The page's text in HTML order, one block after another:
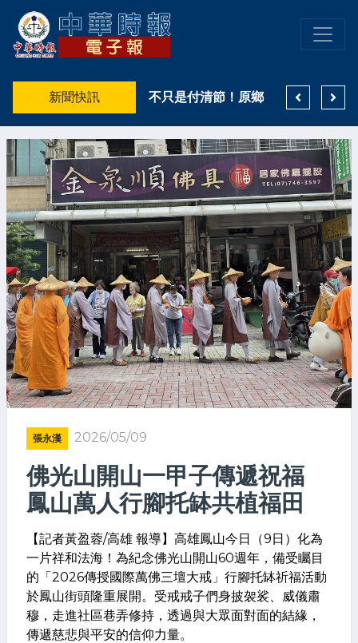
新聞快訊 不只是付清節！原鄉天籟致敬「警界鐵漢」！高市警少年隊融了波麗士爸爸的心
張永漢 2026/05/09
佛光山開山一甲子傳遞祝福
鳳山萬人行腳托缽共植福田
【​記者黃盈蓉/高雄 報導】​高雄鳳山今日（9日）化為
一片祥和法海！為紀念佛光山開山60週年，備受矚目
的「2026傳授國際萬佛三壇大戒」行腳托缽祈福活動
於鳳山街頭隆重展開。受戒戒子們身披袈裟、威儀肅
穆，走進社區巷弄修持，透過與大眾面對面的結緣，
傳遞慈悲與平安的信仰力量。